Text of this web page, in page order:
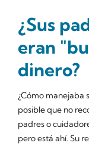
¿Sus
eran
dinero?
¿Cómo manejaba
posible que no
padres o
pero está ahí. Su